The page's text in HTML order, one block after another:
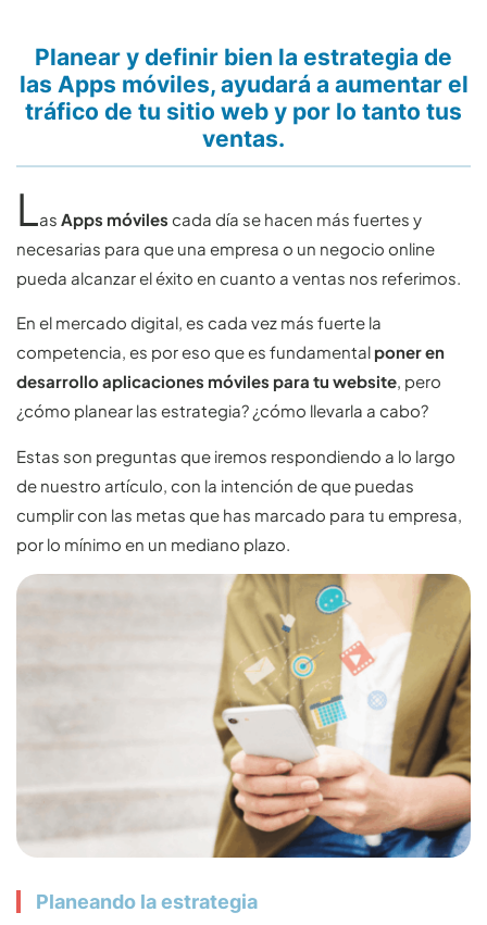
Planear y definir bien la estrategia de
las Apps móviles, ayudará a aumentar el
tráfico de tu sitio web y por lo tanto tus
ventas.
Las Apps móviles cada día se hacen más fuertes y
necesarias para que una empresa o un negocio online
pueda alcanzar el éxito en cuanto a ventas nos referimos.
En el mercado digital, es cada vez más fuerte la
competencia, es por eso que es fundamental poner en
desarrollo aplicaciones móviles para tu website, pero
¿cómo planear las estrategia? ¿cómo llevarla a cabo?
Estas son preguntas que iremos respondiendo a lo largo
de nuestro artículo, con la intención de que puedas
cumplir con las metas que has marcado para tu empresa,
por lo mínimo en un mediano plazo.
Planeando la estrategia